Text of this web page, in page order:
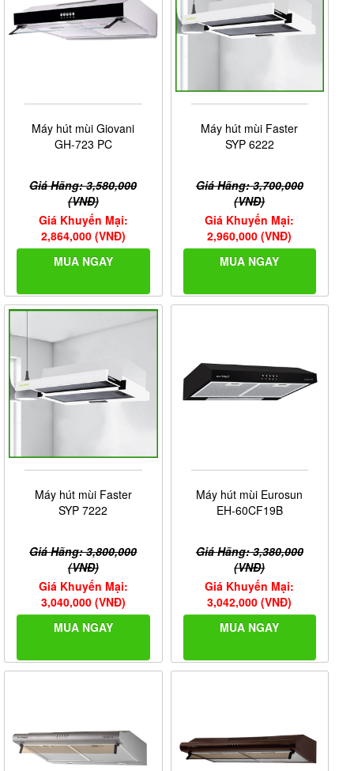
Máy hút mùi Giovani
GH-723 PC
Giá Hãng: 3,580,000
(VNĐ)
Giá Khuyến Mại:
2,864,000 (VNĐ)
MUA NGAY
Máy hút mùi Faster
SYP 6222
Giá Hãng: 3,700,000
(VNĐ)
Giá Khuyến Mại:
2,960,000 (VNĐ)
MUA NGAY
Máy hút mùi Faster
SYP 7222
Giá Hãng: 3,800,000
(VNĐ)
Giá Khuyến Mại:
3,040,000 (VNĐ)
MUA NGAY
Máy hút mùi Eurosun
EH-60CF19B
Giá Hãng: 3,380,000
(VNĐ)
Giá Khuyến Mại:
3,042,000 (VNĐ)
MUA NGAY